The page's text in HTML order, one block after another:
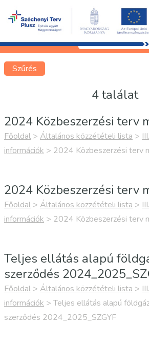
Szűrés
4 találat
2024 Közbeszerzési terv
Főoldal > Általános közzétételi lista >
információk > 2024 Közbeszerzési terv
2024 Közbeszerzési terv
Főoldal > Általános közzétételi lista >
információk > 2024 Közbeszerzési terv
Teljes ellátás alapú
szerződés
Főoldal > Általános közzétételi lista >
információk >Teljes ellátás alapú
szerződés 2024_2025_SZGYF